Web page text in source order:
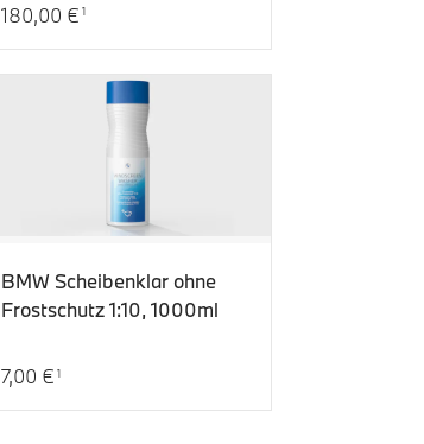
Aktueller Preis: 180,00 €
180,00 € 1
BMW Scheibenklar ohne
Frostschutz 1:10, 1000ml
Aktueller Preis: 7,00 €
7,00 € 1